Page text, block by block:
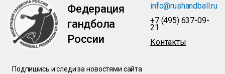
Федерация
гандбола
России
info@rushandball.ru
+7 (495) 637-09-
21
Контакты
Подпишись и следи за новостями сайта